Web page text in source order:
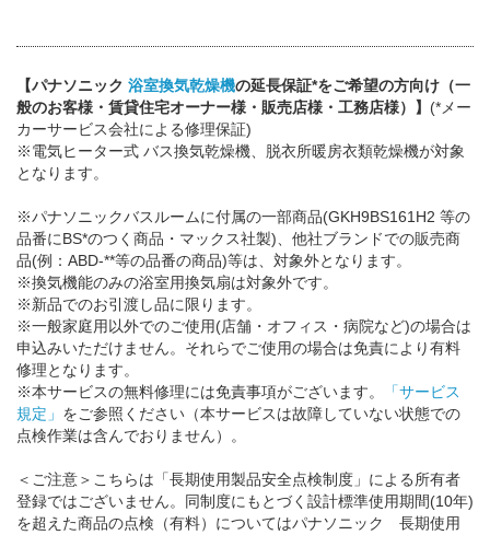
【パナソニック 浴室換気乾燥機の延長保証*をご希望の方向け（一
般のお客様・賃貸住宅オーナー様・販売店様・工務店様）】 (*メー
カーサービス会社による修理保証)
※電気ヒーター式 バス換気乾燥機、脱衣所暖房衣類乾燥機が対象
となります。
※パナソニックバスルームに付属の一部商品(GKH9BS161H2 等の
品番にBS*のつく商品・マックス社製)、他社ブランドでの販売商
品(例：ABD-**等の品番の商品)等は、対象外となります。
※換気機能のみの浴室用換気扇は対象外です。
※新品でのお引渡し品に限ります。
※一般家庭用以外でのご使用(店舗・オフィス・病院など)の場合は
申込みいただけません。それらでご使用の場合は免責により有料
修理となります。
※本サービスの無料修理には免責事項がございます。
「サービス
規定」 をご参照ください（本サービスは故障していない状態での
点検作業は含んでおりません）。
＜ご注意＞こちらは「長期使用製品安全点検制度」による所有者
登録ではございません。同制度にもとづく設計標準使用期間(10年)
を超えた商品の点検（有料）についてはパナソニック 長期使用